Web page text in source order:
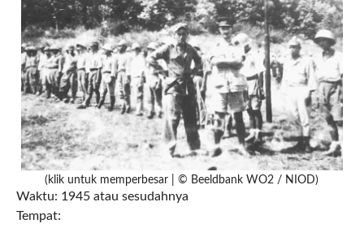
(klik untuk memperbesar | © Beeldbank WO2 / NIOD)
Waktu: 1945 atau sesudahnya
Tempat: